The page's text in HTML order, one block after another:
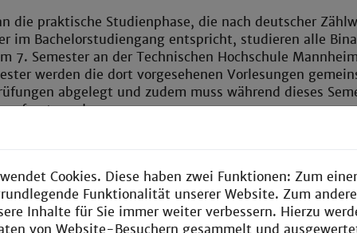
die praktische Studienphase, die nach deutscher
im Bachelorstudiengang entspricht, studieren alle
7. Semester an der Technischen Hochschule
werden die dort vorgesehenen Vorlesungen
abgelegt und zudem muss während dieses
werden.
von mindestens 2,5 („gut“) zum anschließenden
Masterstudium zugelassen.
die Binational-Studierenden dann das erste
Cookies. Diese haben zwei Funktionen: Zum
Funktionalität unserer Website. Zum
Inhalte für Sie immer weiter verbessern. Hierzu
von Website-Besuchern gesammelt und